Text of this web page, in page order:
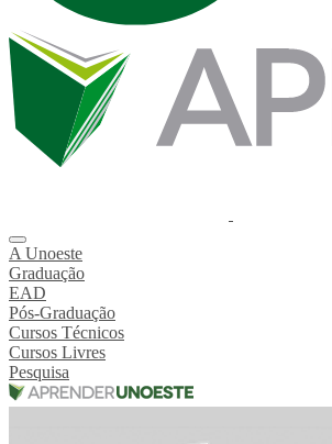
A Unoeste
Graduação
EAD
Pós-Graduação
Cursos Técnicos
Cursos Livres
Pesquisa